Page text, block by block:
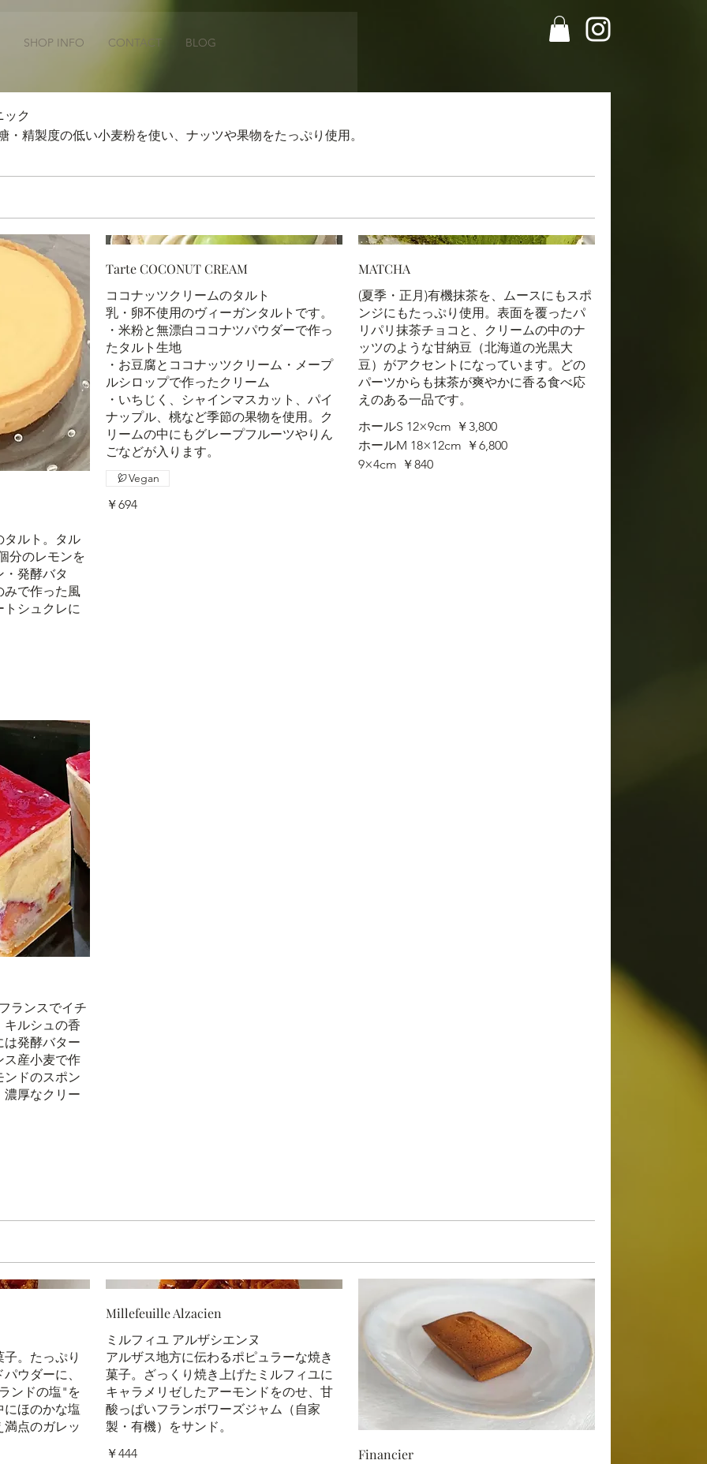
SHOP INFO CONTACT BLOG
ク
・精製度の低い小麦粉を使い、ナッツや果物をたっぷり使用。
タルト。タル
分のレモンを
発酵バタ
みで作った風
トシュクレに
Tarte COCONUT CREAM
ココナッツクリームのタルト
乳・卵不使用のヴィーガンタルトです。
・米粉と無漂白ココナツパウダーで作っ
たタルト生地
・お豆腐とココナッツクリーム・メープ
ルシロップで作ったクリーム
・いちじく、シャインマスカット、パイ
ナップル、桃など季節の果物を使用。ク
リームの中にもグレープフルーツやりん
ごなどが入ります。
￥694
Vegan
MATCHA
(夏季・正月)有機抹茶を、ムースにもスポ
ンジにもたっぷり使用。表面を覆ったパ
リパリ抹茶チョコと、クリームの中のナ
ッツのような甘納豆（北海道の光黒大
豆）がアクセントになっています。どの
パーツからも抹茶が爽やかに香る食べ応
えのある一品です。
ホールS 12×9cm ￥3,800
ホールM 18×12cm ￥6,800
9×4cm ￥840
ランスでイチ
キルシュの香
は発酵バター
ス産小麦で作
ンドのスポン
濃厚なクリー
。たっぷり
ウダーに、
ンドの塩"を
にほのかな塩
点のガレッ
Millefeuille Alzacien
ミルフィユ アルザシエンヌ
アルザス地方に伝わるポピュラーな焼き
菓子。ざっくり焼き上げたミルフィユに
キャラメリゼしたアーモンドをのせ、甘
酸っぱいフランボワーズジャム（自家
製・有機）をサンド。
￥444
Financier